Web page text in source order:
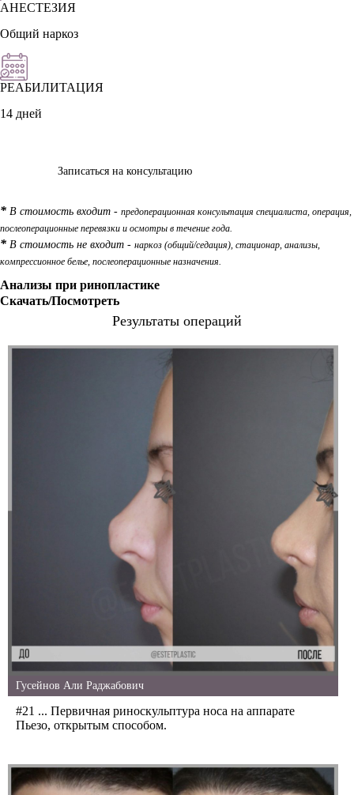
АНЕСТЕЗИЯ
Общий наркоз
РЕАБИЛИТАЦИЯ
14 дней
Записаться на консультацию
* В стоимость входит - предоперационная консультация специалиста, операция,
послеоперационные перевязки и осмотры в течение года.
* В стоимость не входит - наркоз (общий/седация), стационар, анализы,
компрессионное белье, послеоперационные назначения.
Анализы при ринопластике
Скачать/Посмотреть
Результаты операций
Гусейнов Али Раджабович
#21 ... Первичная риноскульптура носа на аппарате
Пьезо, открытым способом.